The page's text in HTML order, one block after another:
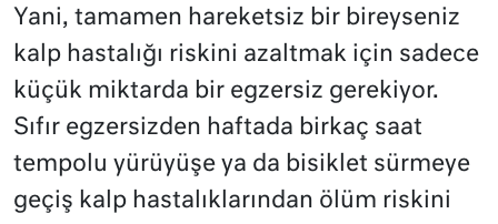
Yani, tamamen hareketsiz bir bireyseniz
kalp hastalığı riskini azaltmak için sadece
küçük miktarda bir egzersiz gerekiyor.
Sıfır egzersizden haftada birkaç saat
tempolu yürüyüşe ya da bisiklet sürmeye
geçiş kalp hastalıklarından ölüm riskini